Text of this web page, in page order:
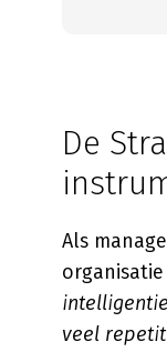
De
Als
veel